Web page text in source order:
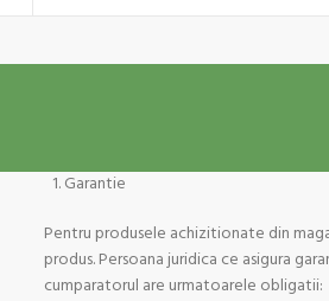
Garantie
Pentru produsele achizitionate din
produs. Persoana juridica ce asigura
cumparatorul are urmatoarele obligatii: